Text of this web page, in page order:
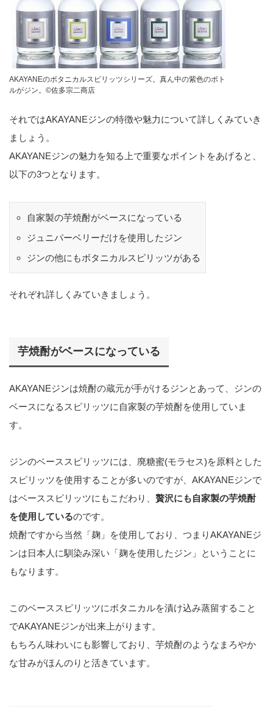
AKAYANEのボタニカルスピリッツシリーズ。真ん中の紫色のボト
ルがジン。©︎佐多宗二商店
それではAKAYANEジンの特徴や魅力について詳しくみていき
ましょう。
AKAYANEジンの魅力を知る上で重要なポイントをあげると、
以下の3つとなります。
自家製の芋焼酎がベースになっている
ジュニパーベリーだけを使用したジン
ジンの他にもボタニカルスピリッツがある
それぞれ詳しくみていきましょう。
芋焼酎がベースになっている
AKAYANEジンは焼酎の蔵元が手がけるジンとあって、ジンの
ベースになるスピリッツに自家製の芋焼酎を使用していま
す。
ジンのベーススピリッツには、廃糖蜜(モラセス)を原料とした
スピリッツを使用することが多いのですが、AKAYANEジンで
はベーススピリッツにもこだわり、 贅沢にも自家製の芋焼酎
を使用しているのです。
焼酎ですから当然「麹」を使用しており、つまりAKAYANEジ
ンは日本人に馴染み深い「麹を使用したジン」ということに
もなります。
このベーススピリッツにボタニカルを漬け込み蒸留すること
でAKAYANEジンが出来上がります。
もちろん味わいにも影響しており、芋焼酎のようなまろやか
な甘みがほんのりと活きています。